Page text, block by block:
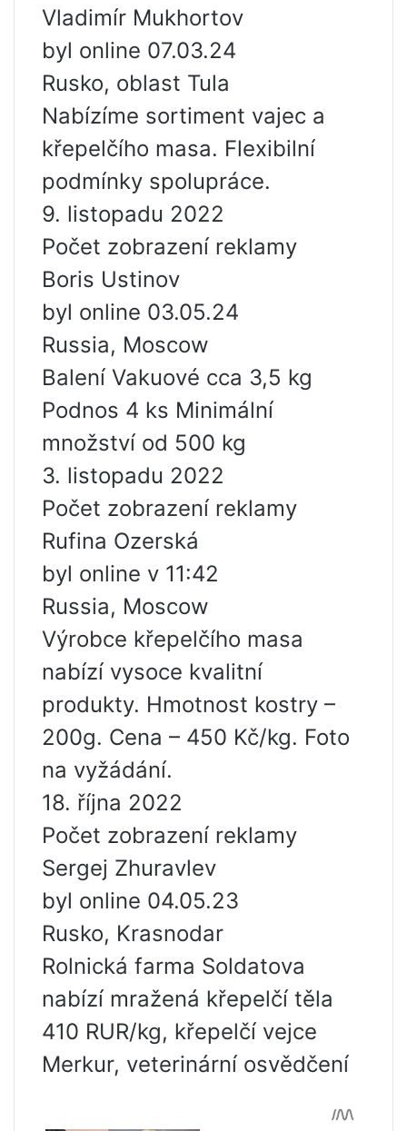
Vladimír Mukhortov
byl online 07.03.24
Rusko, oblast Tula
Nabízíme sortiment vajec a
křepelčího masa. Flexibilní
podmínky spolupráce.
9. listopadu 2022
Počet zobrazení reklamy
Boris Ustinov
byl online 03.05.24
Russia, Moscow
Balení Vakuové cca 3,5 kg
Podnos 4 ks Minimální
množství od 500 kg
3. listopadu 2022
Počet zobrazení reklamy
Rufina Ozerská
byl online v 11:42
Russia, Moscow
Výrobce křepelčího masa
nabízí vysoce kvalitní
produkty. Hmotnost kostry –
200g. Cena – 450 Kč/kg. Foto
na vyžádání.
18. října 2022
Počet zobrazení reklamy
Sergej Zhuravlev
byl online 04.05.23
Rusko, Krasnodar
Rolnická farma Soldatova
nabízí mražená křepelčí těla
410 RUR/kg, křepelčí vejce
Merkur, veterinární osvědčení